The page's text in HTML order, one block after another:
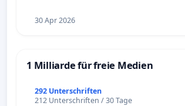
30 Apr 2026
1 Milliarde für freie Medien
292 Unterschriften
212 Unterschriften / 30 Tage